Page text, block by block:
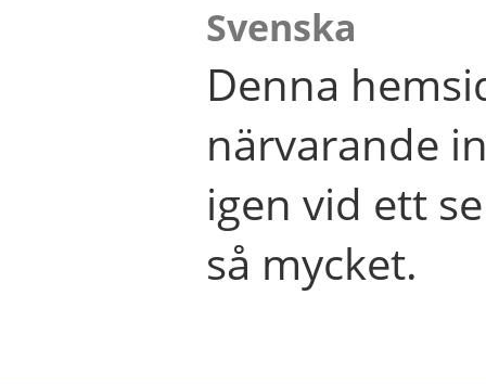
Svenska
Denna
närvarande
igen vid ett
så mycket.